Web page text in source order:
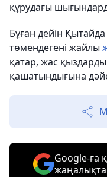
құрудағы
Бұған дейін Қытайда
төмендегені жайлы
қатар, жас
қашатындығына
Google-ға